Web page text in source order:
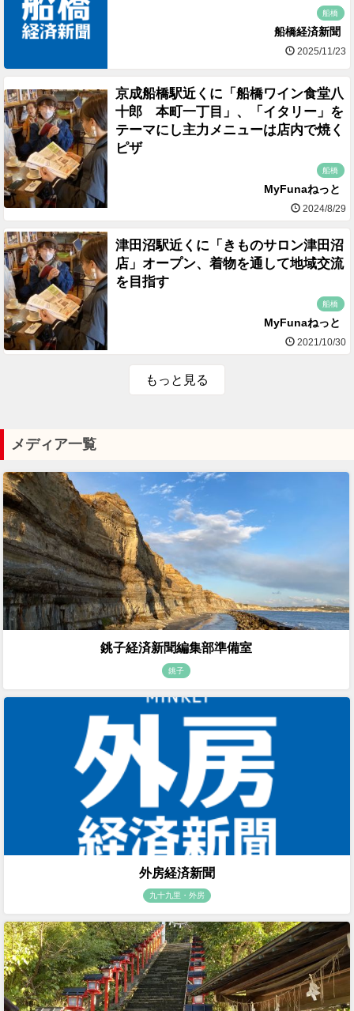
船橋
船橋経済新聞
2025/11/23
京成船橋駅近くに「船橋ワイン食堂八
十郎 本町一丁目」、「イタリー」を
テーマにし主力メニューは店内で焼く
ピザ
船橋
MyFunaねっと
2024/8/29
津田沼駅近くに「きものサロン津田沼
店」オープン、着物を通して地域交流
を目指す
船橋
MyFunaねっと
2021/10/30
もっと見る
メディア一覧
銚子経済新聞編集部準備室
銚子
外房経済新聞
九十九里・外房